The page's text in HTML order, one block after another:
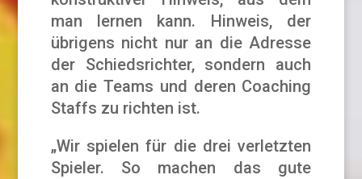
man lernen kann. Hinweis, der
übrigens nicht nur an die Adresse
der Schiedsrichter, sondern auch
an die Teams und deren Coaching
Staffs zu richten ist.
„Wir spielen für die drei verletzten
Spieler. So machen das gute